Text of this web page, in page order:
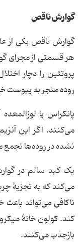
گوارش ناقص
گوارش ناقص یکی از
هر قسمتی از مجرای
پروتئین را دچار
روده منجر به یبوست
پانکراس یا
می‌کنند. اگر این
نشده در روده‌ها تجمع
یک کبد سالم در
می‌کند که به تجزیهٔ
ناکافی می‌تواند
کند. کولون خانهٔ
بازجذب می‌کنند.